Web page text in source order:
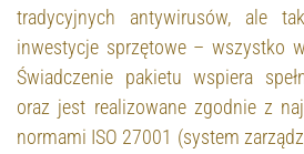
tradycyjnych antywirusów, ale
inwestycje sprzętowe – wszystko
Świadczenie pakietu wspiera
oraz jest realizowane zgodnie z
normami ISO 27001 (system